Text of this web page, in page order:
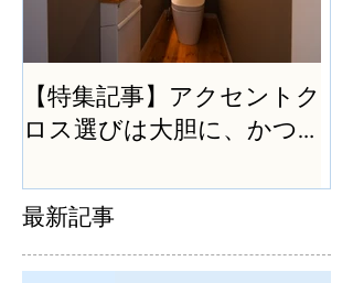
【特集記事】アクセントク
ロス選びは大胆に、かつ
最新記事